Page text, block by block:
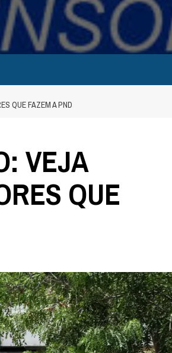
QUE FAZEM A PND
VEJA
QUE